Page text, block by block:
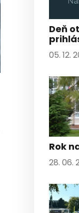
Deň
05. 12.
Rok
28. 06.